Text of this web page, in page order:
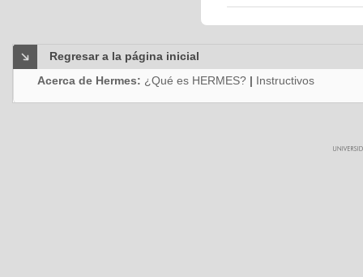
Regresar a la página inicial
Acerca de Hermes: ¿Qué es HERMES? | Instructivos